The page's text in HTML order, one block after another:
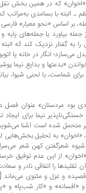
که در همین بخش نقل
ـ البته با بسامدی به‌مراتب
بر اساس «نحو معیار»
جمله بیاورد یا جمله‌های
به گفتار نزدیک کند که
می‌سازد؛ انگار در خانه یا
«بدعتها و بدایع نیما
برای شماست، با لحنی
بود مردستان» عنوان
نیما برای
متحمل شده است آشنا
«اخوان» به تحلیل بخش‌هایی از
شیوه شعرگفتن کهن شعر
از این عدم توفیق
تقلیدها را اتفاقی نادر و
قصیده و غزل و مثنوی
و «افسانه» و «کار شب‌پا» و